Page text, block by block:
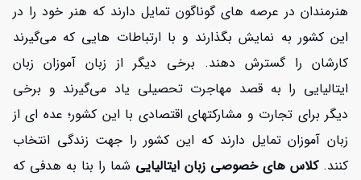
هنرمندان در عرصه های گوناگون تمایل دارند که هنر خود را در
این کشور به نمایش بگذارند و با ارتباطات هایی که می‌گیرند
کارشان را گسترش دهند. برخی دیگر از زبان آموزان زبان
ایتالیایی را به قصد مهاجرت تحصیلی یاد می‌گیرند و برخی
دیگر برای تجارت و مشارکتهای اقتصادی با این کشور؛ عده ای از
زبان آموزان تمایل دارند که این کشور را جهت زندگی انتخاب
کنند.کلاس های خصوصی زبان ایتالیایی شما را بنا به هدفی که